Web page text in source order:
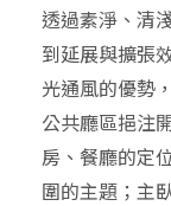
透過素淨、清
到延展與擴張
光通風的優勢
公共廳區挹注
房、餐廳的定
圍的主題；主